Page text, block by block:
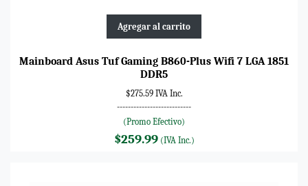
Agregar al carrito
Mainboard Asus Tuf Gaming B860-Plus Wifi 7 LGA 1851
DDR5
$275.59 IVA Inc.
---------------------------
(Promo Efectivo)
$259.99(IVA Inc.)